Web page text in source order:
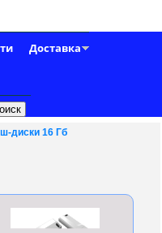
Доставка
диски 16 Гб